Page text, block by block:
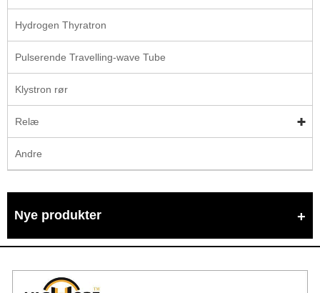
Hydrogen Thyratron
Pulserende Travelling-wave Tube
Klystron rør
Relæ
Andre
Nye produkter